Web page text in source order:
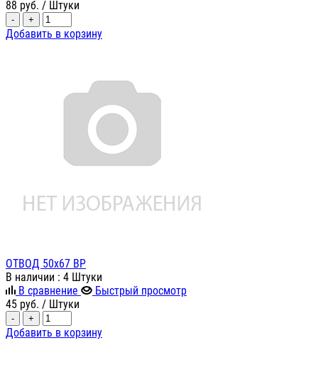
88 руб. / Штуки
- +
Добавить в корзину
ОТВОД 50х67 ВР
В наличии : 4 Штуки
В сравнение
Быстрый просмотр
45 руб. / Штуки
- +
Добавить в корзину